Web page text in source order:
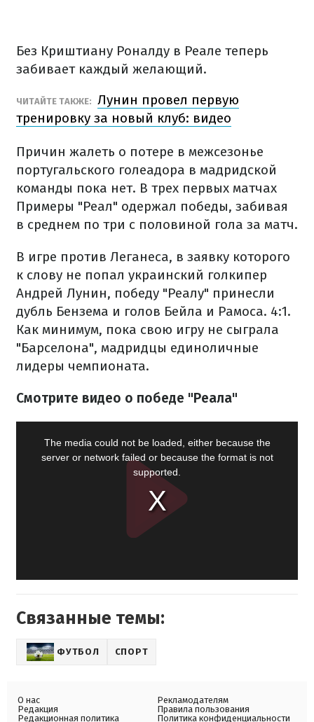
Без Криштиану Роналду в Реале теперь
забивает каждый желающий.
ЧИТАЙТЕ ТАКЖЕ: Лунин провел первую
тренировку за новый клуб: видео
Причин жалеть о потере в межсезонье
португальского голеадора в мадридской
команды пока нет. В трех первых матчах
Примеры "Реал" одержал победы, забивая
в среднем по три с половиной гола за матч.
В игре против Леганеса, в заявку которого
к слову не попал украинский голкипер
Андрей Лунин, победу "Реалу" принесли
дубль Бензема и голов Бейла и Рамоса. 4:1.
Как минимум, пока свою игру не сыграла
"Барселона", мадридцы единоличные
лидеры чемпионата.
Смотрите видео о победе "Реала"
Связанные темы:
ФУТБОЛ СПОРТ
О нас
Редакция
Редакционная политика
Рекламодателям
Правила пользования
Политика конфиденциальности